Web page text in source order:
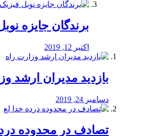
برندگان جایزه نوبل
اکتبر 12, 2019
بازدید مدیران ارشد
دسامبر 24, 2019
تصادف در محدوده